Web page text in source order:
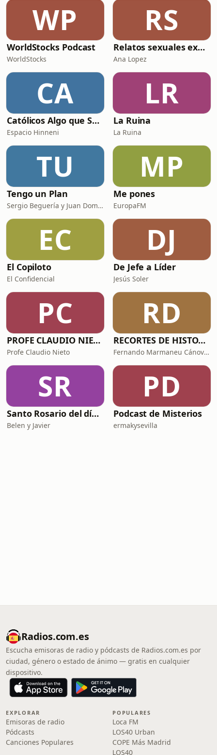
WP
WorldStocks Podcast
WorldStocks
RS
Relatos sexuales explícitos
Ana Lopez
CA
Católicos Algo que Saber
Espacio Hinneni
LR
La Ruina
La Ruina
TU
Tengo un Plan
Sergio Beguería y Juan Domínguez
MP
Me pones
EuropaFM
EC
El Copiloto
El Confidencial
DJ
De Jefe a Líder
Jesús Soler
PC
PROFE CLAUDIO NIETO
Profe Claudio Nieto
RD
RECORTES DE HISTORIA Y CIENCIA
Fernando Marmaneu Cánovas
SR
Santo Rosario del día. 🙏 Reza con nosotros en castellano 🇪🇸
Belen y Javier
PD
Podcast de Misterios
ermakysevilla
Radios.com.es
Escucha emisoras de radio y pódcasts de Radios.com.es por
ciudad, género o estado de ánimo — gratis en cualquier
dispositivo.
EXPLORAR
Emisoras de radio
Pódcasts
Canciones Populares
POPULARES
Loca FM
LOS40 Urban
COPE Más Madrid
LOS40